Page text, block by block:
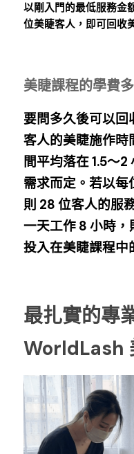
以剛入門的最低服務金
位美睫客人，即可回收
美睫課程的學費
要問多久後可以回
客人的美睫施作時
間平均落在 1.5～
需求而定。若以每
則 28 位客人的服
一天工作 8 小時
投入在美睫課程中
最扎實的專
WorldLash